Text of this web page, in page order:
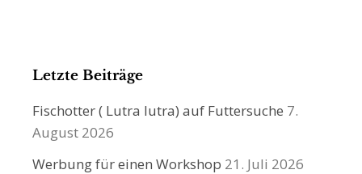
Letzte Beiträge
Fischotter ( Lutra lutra) auf Futtersuche 7.
August 2026
Werbung für einen Workshop 21. Juli 2026